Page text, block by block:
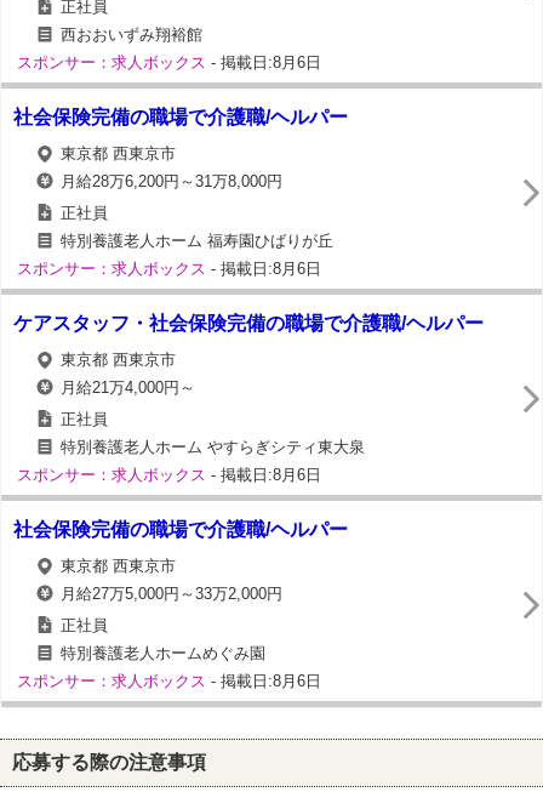
正社員
西おおいずみ翔裕館
スポンサー：求人ボックス - 掲載日:8月6日
社会保険完備の職場で介護職/ヘルパー
東京都 西東京市
月給28万6,200円～31万8,000円
正社員
特別養護老人ホーム 福寿園ひばりが丘
スポンサー：求人ボックス - 掲載日:8月6日
ケアスタッフ・社会保険完備の職場で介護職/ヘルパー
東京都 西東京市
月給21万4,000円～
正社員
特別養護老人ホーム やすらぎシティ東大泉
スポンサー：求人ボックス - 掲載日:8月6日
社会保険完備の職場で介護職/ヘルパー
東京都 西東京市
月給27万5,000円～33万2,000円
正社員
特別養護老人ホームめぐみ園
スポンサー：求人ボックス - 掲載日:8月6日
応募する際の注意事項